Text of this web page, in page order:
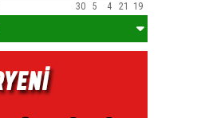
30 5 4 21 19